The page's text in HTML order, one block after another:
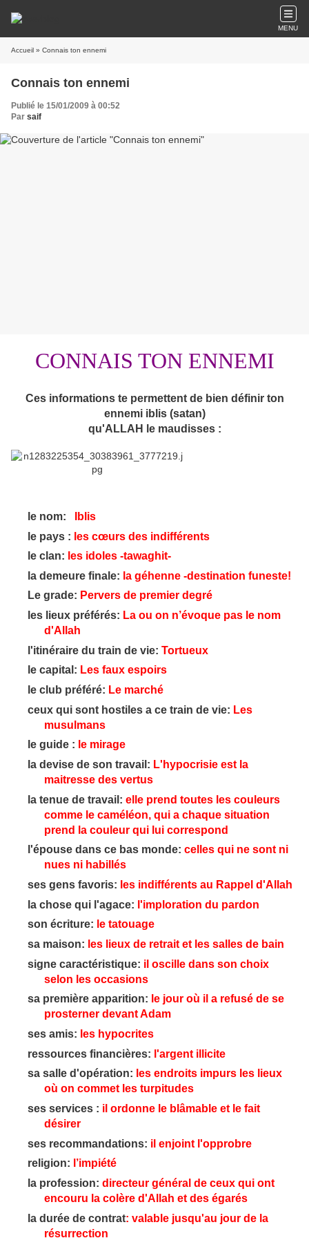
MENU
Accueil » Connais ton ennemi
Connais ton ennemi
Publié le 15/01/2009 à 00:52
Par saif
CONNAIS TON ENNEMI
Ces informations te permettent de bien définir ton
ennemi iblis (satan)
qu'ALLAH le maudisses :
le nom:
Iblis
le pays : les cœurs des indifférents
le clan: les idoles -tawaghit-
la demeure finale: la géhenne -destination funeste!
Le grade: Pervers de premier degré
les lieux préférés: La ou on n’évoque pas le nom
d'Allah
l'itinéraire du train de vie: Tortueux
le capital: Les faux espoirs
le club préféré: Le marché
ceux qui sont hostiles a ce train de vie: Les
musulmans
le guide : le mirage
la devise de son travail: L'hypocrisie est la
maitresse des vertus
la tenue de travail: elle prend toutes les couleurs
comme le caméléon, qui a chaque situation
prend la couleur qui lui correspond
l'épouse dans ce bas monde: celles qui ne sont ni
nues ni habillés
ses gens favoris: les indifférents au Rappel d'Allah
la chose qui l'agace: l'imploration du pardon
son écriture: le tatouage
sa maison: les lieux de retrait et les salles de bain
signe caractéristique: il oscille dans son choix
selon les occasions
sa première apparition: le jour où il a refusé de se
prosterner devant Adam
ses amis: les hypocrites
ressources financières: l'argent illicite
sa salle d'opération: les endroits impurs les lieux
où on commet les turpitudes
ses services : il ordonne le blâmable et le fait
désirer
ses recommandations: il enjoint l'opprobre
religion: l’impiété
la profession: directeur général de ceux qui ont
encouru la colère d'Allah et des égarés
la durée de contrat: valable jusqu'au jour de la
résurrection